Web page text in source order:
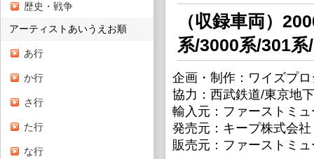
歴史・戦争
アーティストあいうえお順
あ行
か行
さ行
た行
な行
（収録車両）
系/3000系/301
企画・制作：ワイズプ
協力：西武鉄道/東京地
輸入元：ファーストミ
発売元：キープ株式会社
販売元：ファーストミ